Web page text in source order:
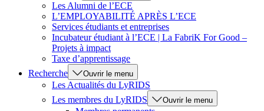
Les Alumni de l’ECE
L’EMPLOYABILITÉ APRÈS L’ECE
Services étudiants et entreprises
Incubateur étudiant à l’ECE | La FabriK For Good –
Projets à impact
Taxe d’apprentissage
Recherche
Ouvrir le menu
Les Actualités du LyRIDS
Les membres du LyRIDS
Ouvrir le menu